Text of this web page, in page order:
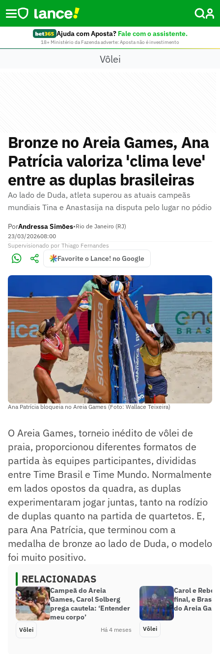
Ajuda com Aposta? Fale com o assistente.
18+ Ministério da Fazenda adverte: Aposta não é investimento
Vôlei
Bronze no Areia Games, Ana
Patrícia valoriza 'clima leve'
entre as duplas brasileiras
Ao lado de Duda, atleta superou as atuais campeãs
mundiais Tina e Anastasija na disputa pelo lugar no pódio
PorAndressa Simões•Rio de Janeiro (RJ)
23/03/202608:00
Supervisionado por Thiago Fernandes
Favorite o Lance! no Google
Ana Patrícia bloqueia no Areia Games (Foto: Wallace Teixeira)
O Areia Games, torneio inédito de vôlei de
praia, proporcionou diferentes formatos de
partida às equipes participantes, divididas
entre Time Brasil e Time Mundo. Normalmente
em lados opostos da quadra, as duplas
experimentaram jogar juntas, tanto na rodízio
de duplas quanto na partida de quartetos. E,
para Ana Patrícia, que terminou com a
medalha de bronze ao lado de Duda, o modelo
foi muito positivo.
RELACIONADAS
Campeã do Areia
Games, Carol Solberg
prega cautela: ‘Entender
meu corpo’
Vôlei Há 4 meses
Carol e
final, e Brasil
do Areia
Vôlei